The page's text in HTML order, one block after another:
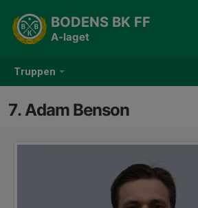
Truppen
BODENS BK FF
A-laget
7. Adam Benson